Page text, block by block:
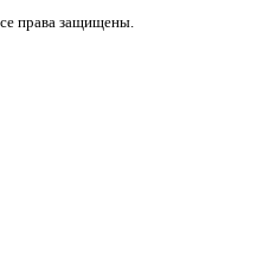
права защищены.